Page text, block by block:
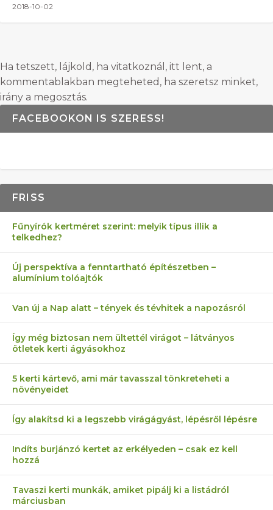
2018-10-02
Ha tetszett, lájkold, ha vitatkoznál, itt lent, a
kommentablakban megteheted, ha szeretsz minket,
irány a megosztás.
FACEBOOKON IS SZERESS!
FRISS
Fűnyírók kertméret szerint: melyik típus illik a
telkedhez?
Új perspektíva a fenntartható építészetben –
alumínium tolóajtók
Van új a Nap alatt – tények és tévhitek a napozásról
Így még biztosan nem ültettél virágot – látványos
ötletek kerti ágyásokhoz
5 kerti kártevő, ami már tavasszal tönkreteheti a
növényeidet
Így alakítsd ki a legszebb virágágyást, lépésről lépésre
Indíts burjánzó kertet az erkélyeden – csak ez kell
hozzá
Tavaszi kerti munkák, amiket pipálj ki a listádról
márciusban